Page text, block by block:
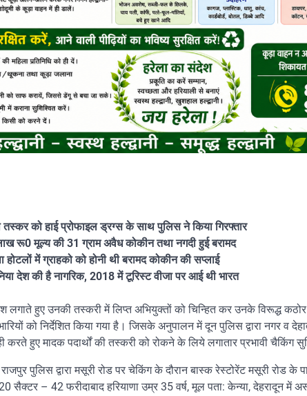
तस्कर को हाई प्रोफाइल ड्रग्स के साथ पुलिस ने किया गिरफ्तार
रू0 मूल्य की 31 ग्राम अवैध कोकीन तथा नगदी हुई बरामद
होटलों में ग्राहको को होनी थी बरामद कोकीन की सप्लाई
देश की है नागरिक, 2018 में टूरिस्ट वीजा पर आई थी भारत
लगाते हुए उनकी तस्करी में लिप्त अभियुक्तों को चिन्हित कर उनके विरूद्ध कठोर
को निर्देशित किया गया है। जिसके अनुपालन में दून पुलिस द्वारा नगर व
करते हुए मादक पदार्थों की तस्करी को रोकने के लिये लगातार प्रभावी चैकिंग
पुलिस द्वारा मसूरी रोड पर चेकिंग के दौरान बास्क रेस्टोरेंट मसूरी रोड के
– 42 फरीदाबाद हरियाणा उम्र 35 वर्ष, मूल पता: केन्या, देहरादून में